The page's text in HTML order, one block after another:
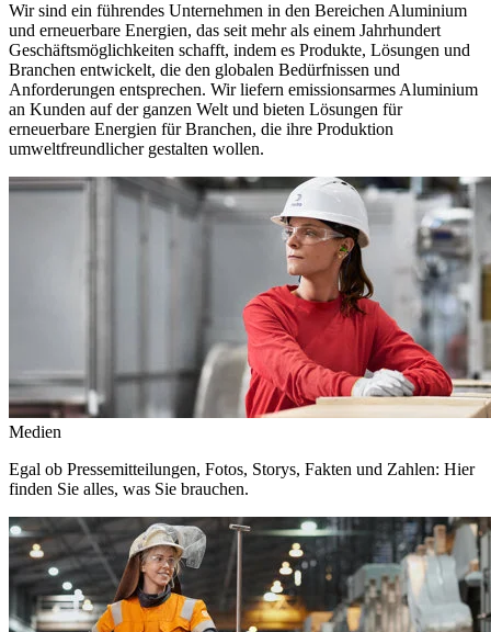
Wir sind ein führendes Unternehmen in den Bereichen Aluminium
und erneuerbare Energien, das seit mehr als einem Jahrhundert
Geschäftsmöglichkeiten schafft, indem es Produkte, Lösungen und
Branchen entwickelt, die den globalen Bedürfnissen und
Anforderungen entsprechen. Wir liefern emissionsarmes Aluminium
an Kunden auf der ganzen Welt und bieten Lösungen für
erneuerbare Energien für Branchen, die ihre Produktion
umweltfreundlicher gestalten wollen.
Medien
Egal ob Pressemitteilungen, Fotos, Storys, Fakten und Zahlen: Hier
finden Sie alles, was Sie brauchen.